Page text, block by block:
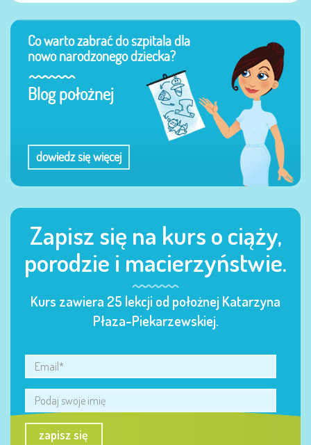
Co warto zabrać do szpitala dla
nowo narodzonego dziecka?
Blog położnej
dowiedz się więcej
Zapisz się na kurs o ciąży,
porodzie i macierzyństwie.
Kurs zawiera 25 lekcji od położnej Katarzyna
Płaza-Piekarzewskiej.
zapisz się